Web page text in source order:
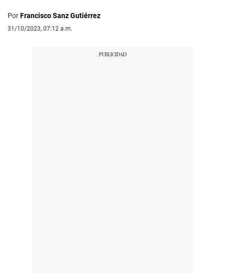
minutes,
30
seconds
PorFrancisco Sanz Gutiérrez
31/10/2023, 07:12 a.m.